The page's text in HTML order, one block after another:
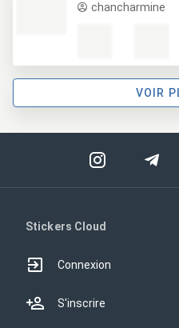
chancharmine
VOIR
Stickers Cloud
Connexion
S'inscrire